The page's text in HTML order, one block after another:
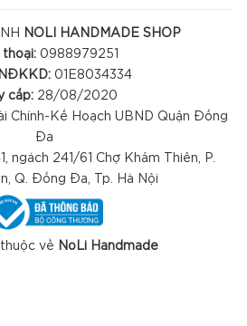
NOLI HANDMADE SHOP
0988979251
01E8034334
cấp:28/08/2020
Chính-Kế Hoạch UBND Quận Đống
Đa
ngách 241/61 Chợ Khâm Thiên, P.
Q. Đống Đa, Tp. Hà Nội
về NoLi Handmade